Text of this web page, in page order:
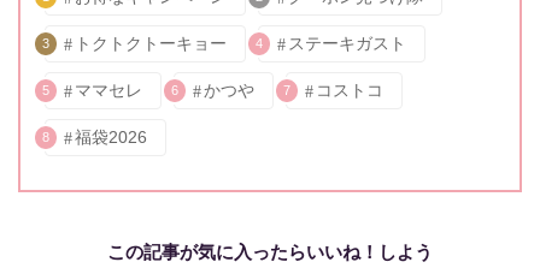
3 トクトクトーキョー 4 ステーキガスト
5 ママセレ 6 かつや 7 コストコ
8 福袋2026
この記事が気に入ったらいいね！しよう